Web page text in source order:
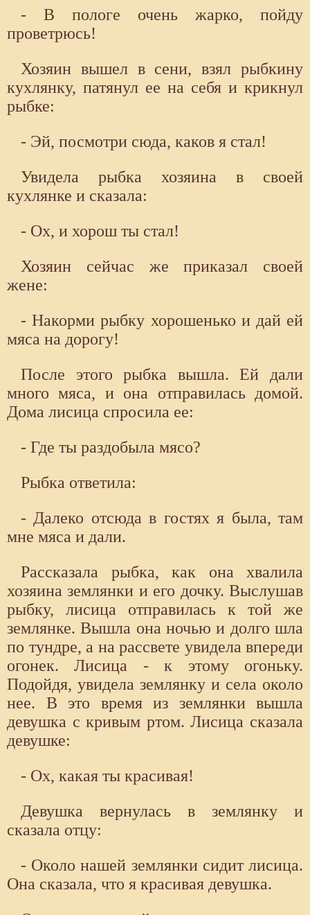
- В пологе очень жарко, пойду
проветрюсь!
Хозяин вышел в сени, взял рыбкину
кухлянку, патянул ее на себя и крикнул
рыбке:
- Эй, посмотри сюда, каков я стал!
Увидела рыбка хозяина в своей
кухлянке и сказала:
- Ох, и хорош ты стал!
Хозяин сейчас же приказал своей
жене:
- Накорми рыбку хорошенько и дай ей
мяса на дорогу!
После этого рыбка вышла. Ей дали
много мяса, и она отправилась домой.
Дома лисица спросила ее:
- Где ты раздобыла мясо?
Рыбка ответила:
- Далеко отсюда в гостях я была, там
мне мяса и дали.
Рассказала рыбка, как она хвалила
хозяина землянки и его дочку. Выслушав
рыбку, лисица отправилась к той же
землянке. Вышла она ночью и долго шла
по тундре, а на рассвете увидела впереди
огонек. Лисица - к этому огоньку.
Подойдя, увидела землянку и села около
нее. В это время из землянки вышла
девушка с кривым ртом. Лисица сказала
девушке:
- Ох, какая ты красивая!
Девушка вернулась в землянку и
сказала отцу:
- Около нашей землянки сидит лисица.
Она сказала, что я красивая девушка.